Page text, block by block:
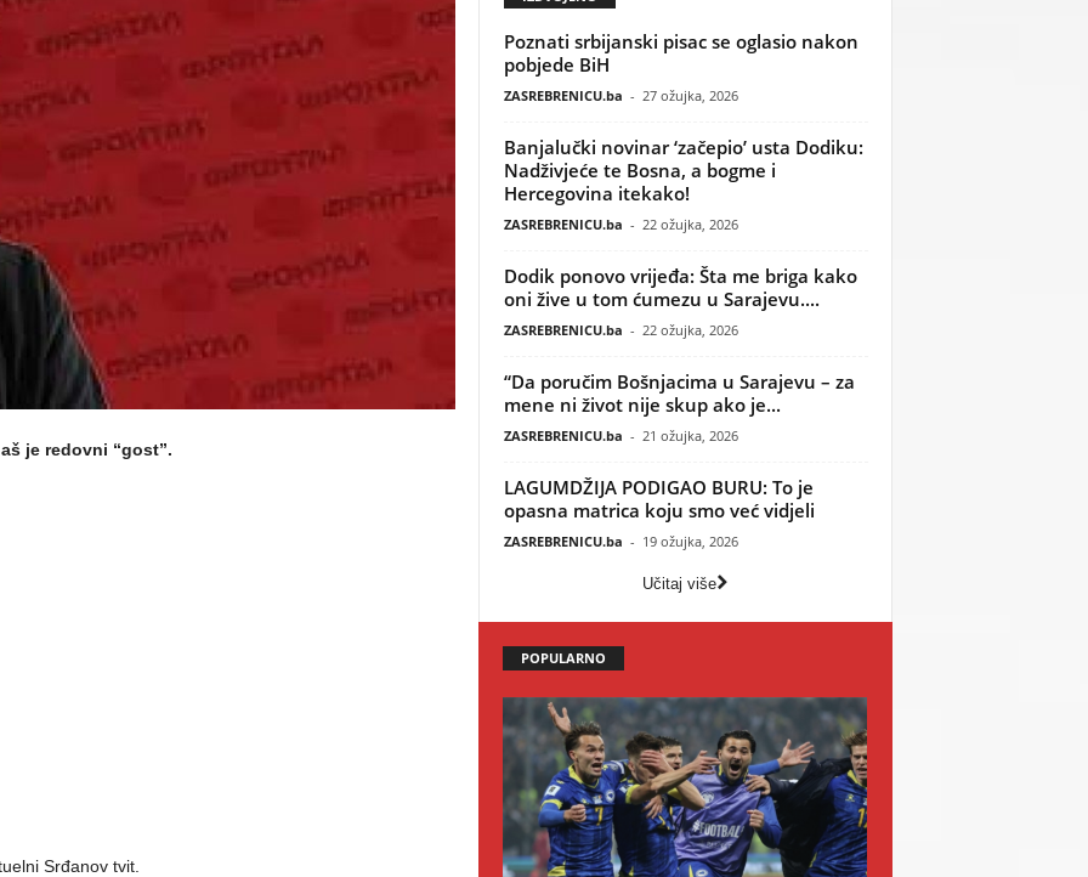
je redovni “gost”.
Srđanov tvit.
Poznati srbijanski pisac se oglasio nakon
pobjede BiH
ZASREBRENICU.ba - 27 ožujka, 2026
Banjalučki novinar ‘začepio’ usta Dodiku:
Nadživjeće te Bosna, a bogme i
Hercegovina itekako!
ZASREBRENICU.ba - 22 ožujka, 2026
Dodik ponovo vrijeđa: Šta me briga kako
oni žive u tom ćumezu u Sarajevu....
ZASREBRENICU.ba - 22 ožujka, 2026
“Da poručim Bošnjacima u Sarajevu – za
mene ni život nije skup ako je...
ZASREBRENICU.ba - 21 ožujka, 2026
LAGUMDŽIJA PODIGAO BURU: To je
opasna matrica koju smo već vidjeli
ZASREBRENICU.ba - 19 ožujka, 2026
Učitaj više
POPULARNO